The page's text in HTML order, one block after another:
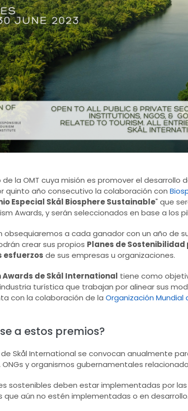
la OMT cuya misión es promover el desarrollo
quinto año consecutivo la colaboración con
Especial Skål Biosphere Sustainable" que
Awards, y serán seleccionados en base a los
obsequiaremos a cada ganador con un año de
crear sus propios Planes de
esfuerzos de sus empresas u organizaciones.
de Skål International tiene como
turística que trabajan por alinear sus
con la colaboración de la Organización Mundial
a estos premios?
de Skål International se convocan anualmente
y organismos gubernamentales
sostenibles deben estar implementadas por
aún no estén implementadas o en desarrollo.